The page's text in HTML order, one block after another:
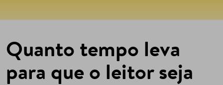
Quanto tempo leva
para que o leitor seja